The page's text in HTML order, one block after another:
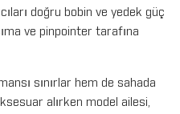
doğru bobin ve yedek güç
ve pinpointer tarafına
sınırlar hem de sahada
alırken model ailesi,